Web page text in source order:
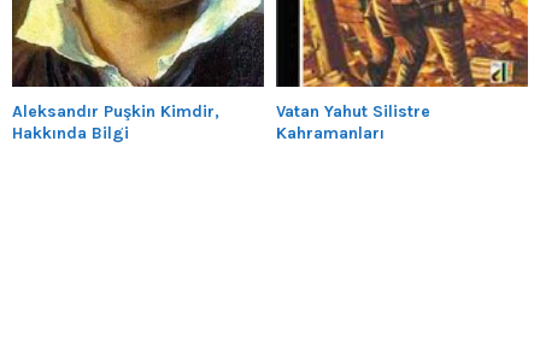
Aleksandır Puşkin Kimdir,
Hakkında Bilgi
Vatan Yahut Silistre
Kahramanları